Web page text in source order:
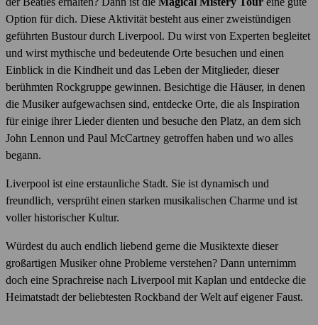
Option für dich. Diese Aktivität besteht aus einer zweistündigen
geführten Bustour durch Liverpool. Du wirst von Experten begleitet
und wirst mythische und bedeutende Orte besuchen und einen
Einblick in die Kindheit und das Leben der Mitglieder, dieser
berühmten Rockgruppe gewinnen. Besichtige die Häuser, in denen
die Musiker aufgewachsen sind, entdecke Orte, die als Inspiration
für einige ihrer Lieder dienten und besuche den Platz, an dem sich
John Lennon und Paul McCartney getroffen haben und wo alles
begann.
Liverpool ist eine erstaunliche Stadt. Sie ist dynamisch und
freundlich, versprüht einen starken musikalischen Charme und ist
voller historischer Kultur.
Würdest du auch endlich liebend gerne die Musiktexte dieser
großartigen Musiker ohne Probleme verstehen? Dann unternimm
doch eine Sprachreise nach Liverpool mit Kaplan und entdecke die
Heimatstadt der beliebtesten Rockband der Welt auf eigener Faust.